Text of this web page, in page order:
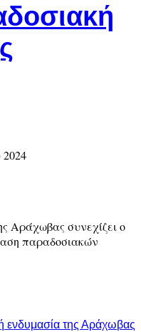
Αράχωβας συνεχίζει ο
παραδοσιακών
ενδυμασία της Αράχωβας